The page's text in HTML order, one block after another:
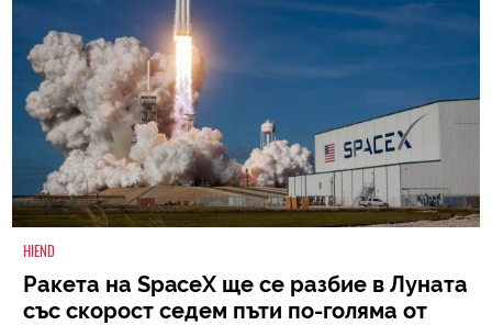
HIEND
Ракета на SpaceX ще се разбие в Луната
със скорост седем пъти по-голяма от